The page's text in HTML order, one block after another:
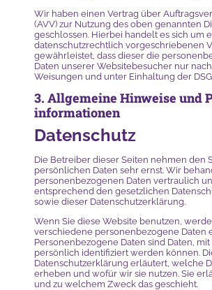
Wir haben einen Vertrag über
(AVV) zur Nutzung des oben genannten
geschlossen. Hierbei handelt es sich um
datenschutzrechtlich vorgeschriebenen
gewährleistet, dass dieser die
Daten unserer Websitebesucher nur
Weisungen und unter Einhaltung der
3. Allgemeine Hinweise und
informationen
Datenschutz
Die Betreiber dieser Seiten nehmen den
persönlichen Daten sehr ernst. Wir
personenbezogenen Daten vertraulich
entsprechend den gesetzlichen
sowie dieser Datenschutzerklärung.
Wenn Sie diese Website benutzen,
verschiedene personenbezogene Daten
Personenbezogene Daten sind Daten,
persönlich identifiziert werden können.
Datenschutzerklärung erläutert, welche
erheben und wofür wir sie nutzen. Sie
und zu welchem Zweck das geschieht.